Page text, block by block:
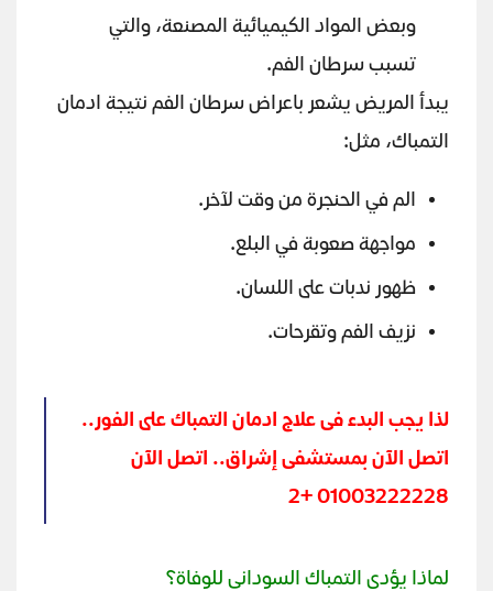
وبعض المواد الكيميائية المصنعة، والتي
تسبب سرطان الفم.
يبدأ المريض يشعر باعراض سرطان الفم نتيجة ادمان
التمباك، مثل:
الم في الحنجرة من وقت لآخر.
مواجهة صعوبة في البلع.
ظهور ندبات على اللسان.
نزيف الفم وتقرحات.
لذا يجب البدء فى علاج ادمان التمباك على الفور..
اتصل الآن بمستشفى إشراق.. اتصل الآن
01003222228 +2
لماذا يؤدى التمباك السودانى للوفاة؟